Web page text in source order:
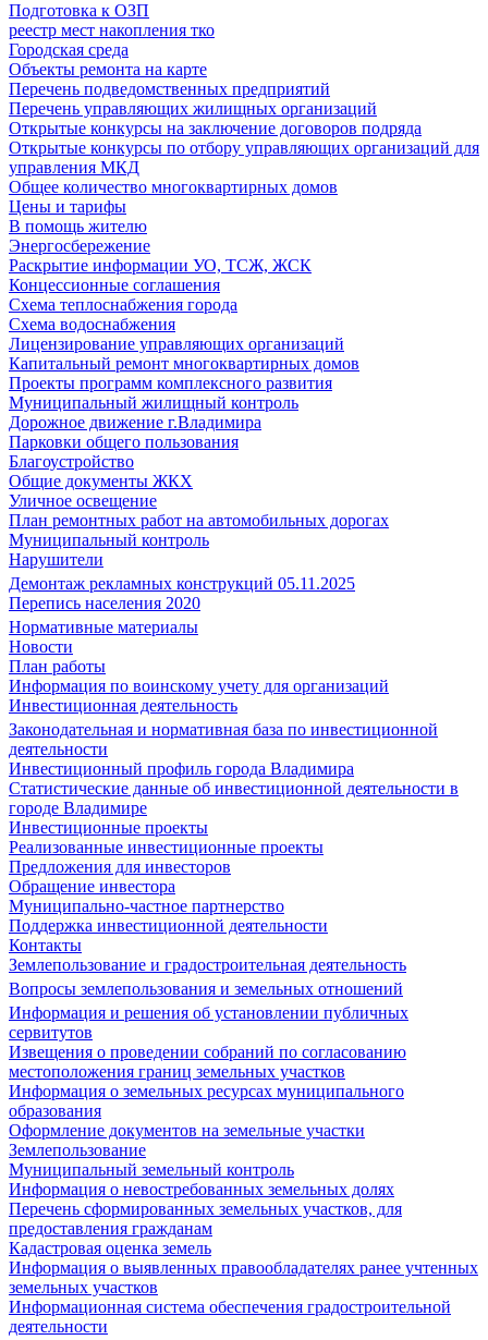
Подготовка к ОЗП
реестр мест накопления тко
Городская среда
Объекты ремонта на карте
Перечень подведомственных предприятий
Перечень управляющих жилищных организаций
Открытые конкурсы на заключение договоров подряда
Открытые конкурсы по отбору управляющих организаций для
управления МКД
Общее количество многоквартирных домов
Цены и тарифы
В помощь жителю
Энергосбережение
Раскрытие информации УО, ТСЖ, ЖСК
Концессионные соглашения
Схема теплоснабжения города
Схема водоснабжения
Лицензирование управляющих организаций
Капитальный ремонт многоквартирных домов
Проекты программ комплексного развития
Муниципальный жилищный контроль
Дорожное движение г.Владимира
Парковки общего пользования
Благоустройство
Общие документы ЖКХ
Уличное освещение
План ремонтных работ на автомобильных дорогах
Муниципальный контроль
Нарушители
Демонтаж рекламных конструкций 05.11.2025
Перепись населения 2020
Нормативные материалы
Новости
План работы
Информация по воинскому учету для организаций
Инвестиционная деятельность
Законодательная и нормативная база по инвестиционной
деятельности
Инвестиционный профиль города Владимира
Статистические данные об инвестиционной деятельности в
городе Владимире
Инвестиционные проекты
Реализованные инвестиционные проекты
Предложения для инвесторов
Обращение инвестора
Муниципально-частное партнерство
Поддержка инвестиционной деятельности
Контакты
Землепользование и градостроительная деятельность
Вопросы землепользования и земельных отношений
Информация и решения об установлении публичных
сервитутов
Извещения о проведении собраний по согласованию
местоположения границ земельных участков
Информация о земельных ресурсах муниципального
образования
Оформление документов на земельные участки
Землепользование
Муниципальный земельный контроль
Информация о невостребованных земельных долях
Перечень сформированных земельных участков, для
предоставления гражданам
Кадастровая оценка земель
Информация о выявленных правообладателях ранее учтенных
земельных участков
Информационная система обеспечения градостроительной
деятельности